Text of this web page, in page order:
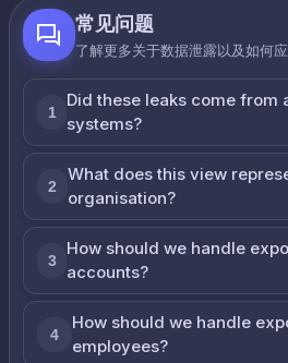
常见问题
了解更多关于数据泄露以及如何
1
Did these leaks come from
systems?
2
What does this view
organisation?
3
How should we handle
accounts?
4
How should we handle
employees?